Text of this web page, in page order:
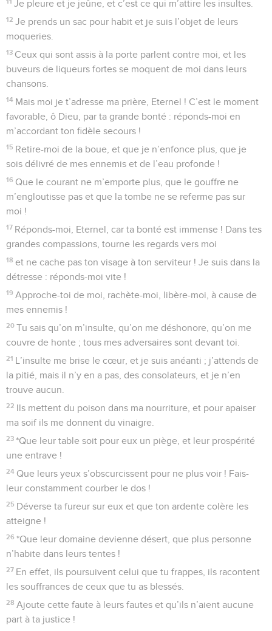
Je pleure et je jeûne, et c’est ce qui m’attire les insultes.
12 Je prends un sac pour habit et je suis l’objet de leurs
moqueries.
13 Ceux qui sont assis à la porte parlent contre moi, et les
buveurs de liqueurs fortes se moquent de moi dans leurs
chansons.
14 Mais moi je t’adresse ma prière, Eternel ! C’est le moment
favorable, ô Dieu, par ta grande bonté : réponds-moi en
m’accordant ton fidèle secours !
15 Retire-moi de la boue, et que je n’enfonce plus, que je
sois délivré de mes ennemis et de l’eau profonde !
16 Que le courant ne m’emporte plus, que le gouffre ne
m’engloutisse pas et que la tombe ne se referme pas sur
moi !
17 Réponds-moi, Eternel, car ta bonté est immense ! Dans tes
grandes compassions, tourne les regards vers moi
18 et ne cache pas ton visage à ton serviteur ! Je suis dans la
détresse : réponds-moi vite !
19 Approche-toi de moi, rachète-moi, libère-moi, à cause de
mes ennemis !
20 Tu sais qu’on m’insulte, qu’on me déshonore, qu’on me
couvre de honte ; tous mes adversaires sont devant toi.
21
L’insulte me brise le cœur, et je suis anéanti ; j’attends de
la pitié, mais il n’y en a pas, des consolateurs, et je n’en
trouve aucun.
22
Ils mettent du poison dans ma nourriture, et pour apaiser
ma soif ils me donnent du vinaigre.
23 *Que leur table soit pour eux un piège, et leur prospérité
une entrave !
24 Que leurs yeux s’obscurcissent pour ne plus voir ! Fais-
leur constamment courber le dos !
25 Déverse ta fureur sur eux et que ton ardente colère les
atteigne !
26 *Que leur domaine devienne désert, que plus personne
n’habite dans leurs tentes !
27 En effet, ils poursuivent celui que tu frappes, ils racontent
les souffrances de ceux que tu as blessés.
28 Ajoute cette faute à leurs fautes et qu’ils n’aient aucune
part à ta justice !